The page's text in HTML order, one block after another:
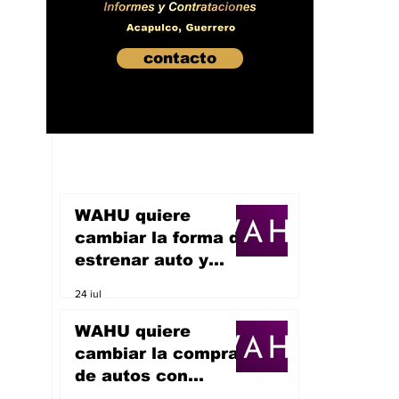
WAHU quiere
cambiar la forma de
estrenar auto y
unicornio
24 jul
WAHU quiere
cambiar la compra
de autos con
contacto